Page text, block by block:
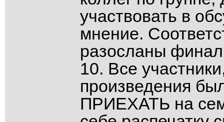
участвовать в
мнение.
разосланы
10. Все
произведения
ПРИЕХАТЬ на